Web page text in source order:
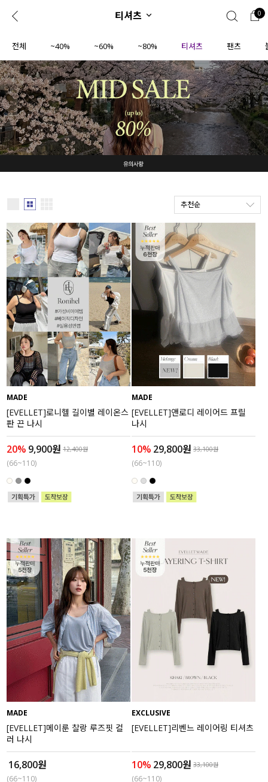
로그인 0
ENG
TW
JP
콘텐츠 리뷰 & 혜택 플러스핏 회원혜택 입
CATEGORY COMMUNITY
도착보장⚡
신상 5%
베스트
MADE
세트할인 ~30%
하객룩
살안타템
110사이즈
플러스핏
티셔츠
팬츠
셔츠
수영복
아우터
스커트
언더웨어/파자마
FIT ZOOM
ALL
티셔츠
니트
블라우스
원피스
스커트
액티브웨어
언더웨어
ACC
티셔츠 0
전체 ~40% ~60% ~80% 티셔츠 팬츠
추천순
MADE
[EVELLET]로니헬 길이별 레이온스
판 끈 나시
20% 9,900원 12,400원
(66~110)
MADE
[EVELLET]앤로디 레이어드 프릴
나시
10% 29,800원 33,100원
(66~110)
MADE
[EVELLET]메이룬 찰랑 루즈핏 컬
러 나시
16,800원
(66~110)
EXCLUSIVE
[EVELLET]리벤느 레이어링 티셔츠
10% 29,800원 33,100원
(66~110)